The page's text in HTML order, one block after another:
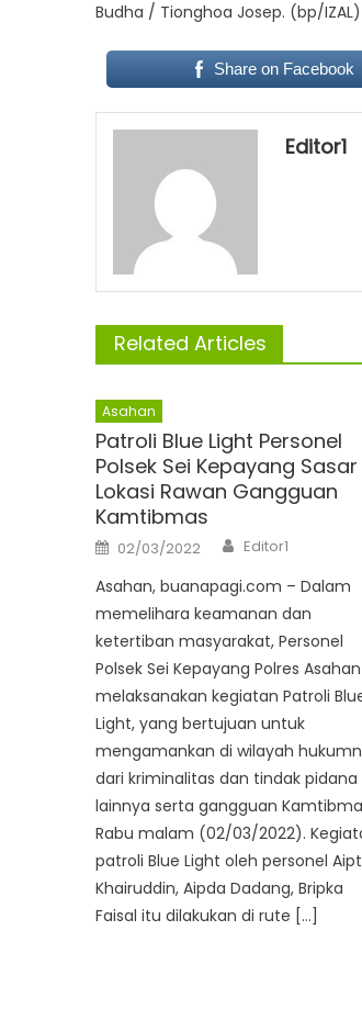
Budha / Tionghoa Josep. (bp/IZAL)
Share on Facebook
Editor1
Related Articles
Asahan
Patroli Blue Light Personel
Polsek Sei Kepayang Sasar
Lokasi Rawan Gangguan
Kamtibmas
Posted
on
02/03/2022 Author
Editor1
Asahan, buanapagi.com – Dalam
memelihara keamanan dan
ketertiban masyarakat, Personel
Polsek Sei Kepayang Polres Asahan
melaksanakan kegiatan Patroli
Light, yang bertujuan untuk
mengamankan di wilayah
dari kriminalitas dan tindak pidana
lainnya serta gangguan
Rabu malam (02/03/2022).
patroli Blue Light oleh personel
Khairuddin, Aipda Dadang, Bripka
Faisal itu dilakukan di rute […]